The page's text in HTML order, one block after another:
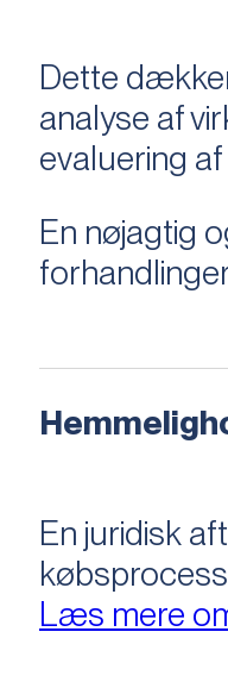
Dette
analyse af
evaluering
En nøjagtig
En juridisk
Læs mere